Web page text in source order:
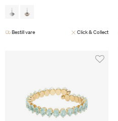
Bestill vare Click & Collect